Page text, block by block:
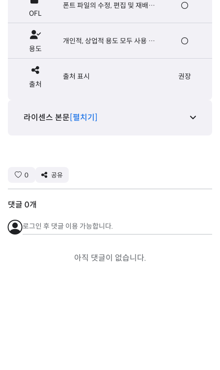
OFL
폰트 파일의 수정, 편집 및 재배포
지
용도
개인적, 상업적 용도 모두 사용 가
출처
출처 표시 권장
라이센스 본문[펼치기]
0 공유
댓글 0개
로그인 후 댓글 이용 가능합니다.
아직 댓글이 없습니다.